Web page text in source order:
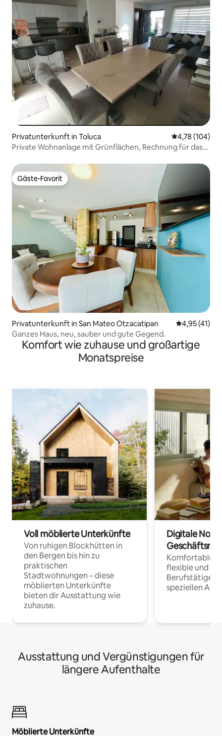
Privatunterkunft in Toluca
4,78 (104)
Private Wohnanlage mit Grünflächen, Rechnung für das
Gäste-Favorit
Gäste-Favorit
Privatunterkunft in San Mateo Otzacatipan
4,95 (41)
Ganzes Haus, neu, sauber und gute Gegend.
Komfort wie zuhause und großartige
Monatspreise
Voll möblierte Unterkünfte
Von ruhigen Blockhütten in
den Bergen bis hin zu
praktischen
Stadtwohnungen – diese
möblierten Unterkünfte
bieten dir Ausstattung wie
zuhause.
Digitale
Komfortable
flexible und
Berufstätige
speziellen
Ausstattung und Vergünstigungen für
längere Aufenthalte
Möblierte Unterkünfte